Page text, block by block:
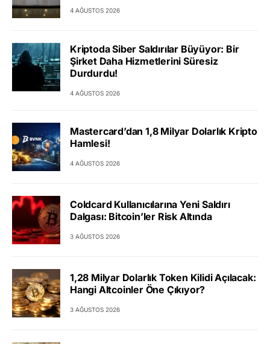
4 AĞUSTOS 2026
Kriptoda Siber Saldırılar Büyüyor: Bir
Şirket Daha Hizmetlerini Süresiz
Durdurdu!
4 AĞUSTOS 2026
Mastercard’dan 1,8 Milyar Dolarlık Kripto
Hamlesi!
4 AĞUSTOS 2026
Coldcard Kullanıcılarına Yeni Saldırı
Dalgası: Bitcoin’ler Risk Altında
3 AĞUSTOS 2026
1,28 Milyar Dolarlık Token Kilidi Açılacak:
Hangi Altcoinler Öne Çıkıyor?
3 AĞUSTOS 2026